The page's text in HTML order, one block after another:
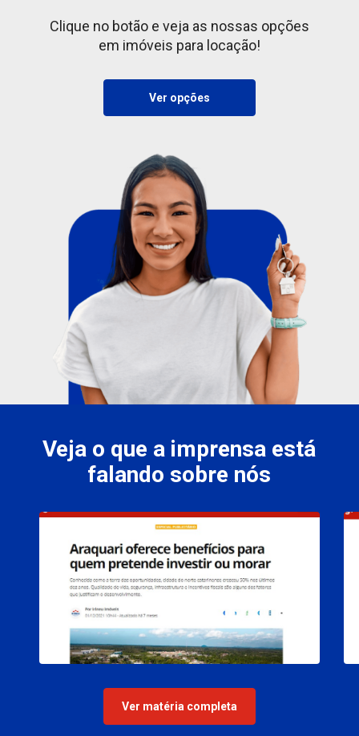
Clique no botão e veja as nossas opções
em imóveis para locação!
Ver opções
Veja o que a imprensa está
falando sobre nós
Ver matéria completa